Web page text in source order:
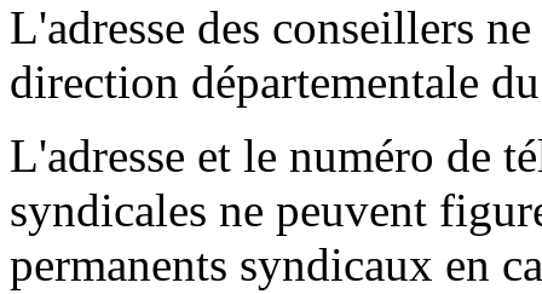
L'adresse des conseillers
direction départementale
L'adresse et le numéro de
syndicales ne peuvent
permanents syndicaux en